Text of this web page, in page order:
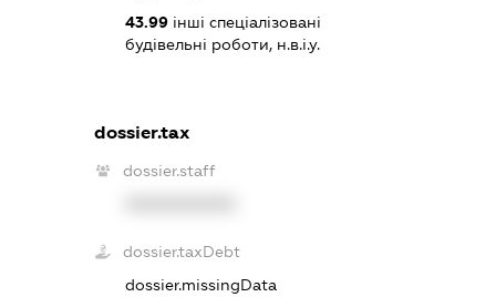
43.99 інші спеціалізовані
будівельні роботи, н.в.і.у.
dossier.tax
dossier.staff
dossier.taxDebt
dossier.missingData